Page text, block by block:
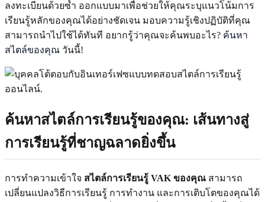
ลงทะเบียนด้วยซ้ำ ออกแบบมาเพื่อช่วยให้คุณระบุแนวโน้มการ
เรียนรู้หลักของคุณได้อย่างชัดเจน มอบความรู้เชิงปฏิบัติที่คุณ
สามารถนำไปใช้ได้ทันที อยากรู้ว่าคุณจะค้นพบอะไร? ค้นหา
สไตล์ของคุณ วันนี้!
ค้นหาสไตล์การเรียนรู้ของคุณ: เส้นทางสู่
การเรียนรู้ที่ชาญฉลาดยิ่งขึ้น
การทำความเข้าใจ สไตล์การเรียนรู้ VAK ของคุณ สามารถ
เปลี่ยนแปลงวิธีการเรียนรู้ การทำงาน และการเติบโตของคุณได้